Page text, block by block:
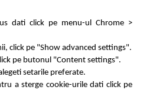
dati click pe menu-ul Chrome >
click pe "Show advanced settings".
pe butonul "Content settings".
setarile preferate.
a sterge cookie-urile dati click pe